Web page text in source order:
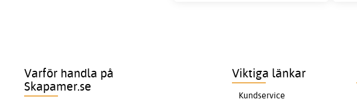
Varför handla på
Skapamer.se
Viktiga länkar
Kundservice